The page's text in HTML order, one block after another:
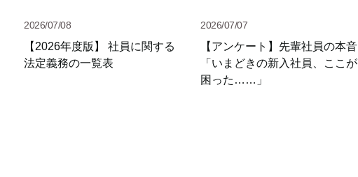
2026/07/08
【2026年度版】 社員に関する
法定義務の一覧表
2026/07/07
【アンケート】先輩社員の本音
「いまどきの新入社員、ここが
困った……」